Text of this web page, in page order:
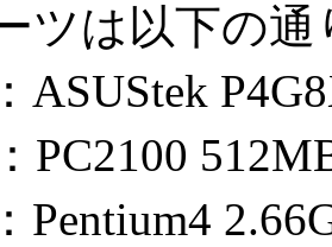
ツは以下の通
ASUStek
PC2100
Pentium4